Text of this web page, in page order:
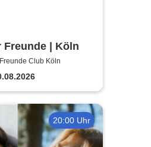
Freunde | Köln
Club Köln
20:00 Uhr